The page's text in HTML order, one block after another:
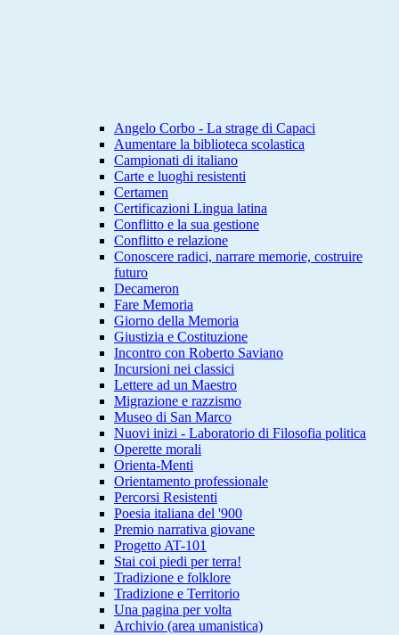
Angelo Corbo - La strage di Capaci
Aumentare la biblioteca scolastica
Campionati di italiano
Carte e luoghi resistenti
Certamen
Certificazioni Lingua latina
Conflitto e la sua gestione
Conflitto e relazione
Conoscere radici, narrare memorie, costruire
futuro
Decameron
Fare Memoria
Giorno della Memoria
Giustizia e Costituzione
Incontro con Roberto Saviano
Incursioni nei classici
Lettere ad un Maestro
Migrazione e razzismo
Museo di San Marco
Nuovi inizi - Laboratorio di Filosofia politica
Operette morali
Orienta-Menti
Orientamento professionale
Percorsi Resistenti
Poesia italiana del '900
Premio narrativa giovane
Progetto AT-101
Stai coi piedi per terra!
Tradizione e folklore
Tradizione e Territorio
Una pagina per volta
Archivio (area umanistica)